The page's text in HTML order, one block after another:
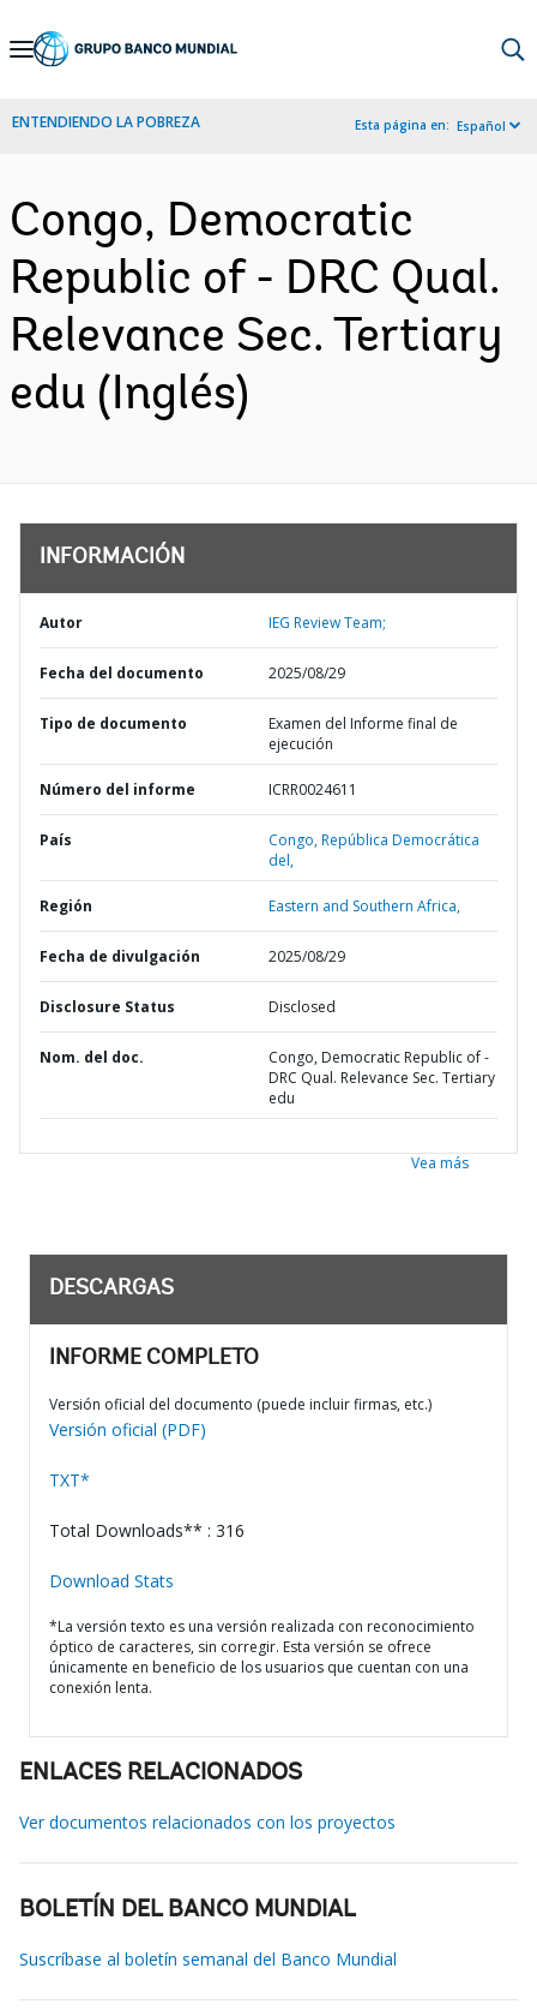
Skip
Navigation
ENTENDIENDO LA POBREZA Esta página en: Español
Congo, Democratic
Republic of - DRC Qual.
Relevance Sec. Tertiary
edu (Inglés)
INFORMACIÓN
Autor IEG Review Team;
Fecha del documento 2025/08/29
Tipo de documento
Examen del Informe final de
ejecución
Número del informe ICRR0024611
País Congo,República Democrática
del,
Región Eastern and Southern Africa,
Fecha de divulgación 2025/08/29
Disclosure Status Disclosed
Nom. del doc.
Congo, Democratic Republic of -
DRC Qual. Relevance Sec. Tertiary
edu
Vea más
DESCARGAS
INFORME COMPLETO
Versión oficial del documento (puede incluir firmas, etc.)
Versión oficial (PDF)
TXT*
Total Downloads** : 316
Download Stats
*La versión texto es una versión realizada con reconocimiento
óptico de caracteres, sin corregir. Esta versión se ofrece
únicamente en beneficio de los usuarios que cuentan con una
conexión lenta.
ENLACES RELACIONADOS
Ver documentos relacionados con los proyectos
BOLETÍN DEL BANCO MUNDIAL
Suscríbase al boletín semanal del Banco Mundial